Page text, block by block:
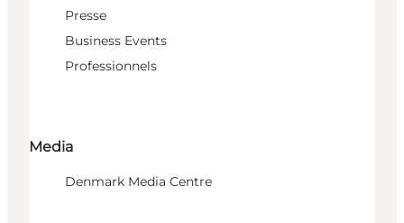
Presse
Business Events
Professionnels
Media
Denmark Media Centre